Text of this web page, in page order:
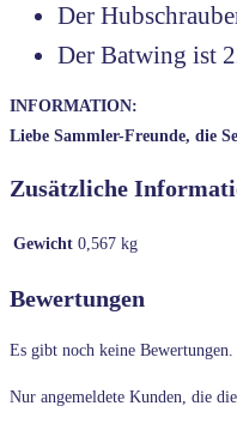
Der
Der Batwing ist
INFORMATION:
Liebe Sammler-Freunde, die
Zusätzliche
Gewicht 0,567 kg
Bewertungen
Es gibt noch keine Bewertungen.
Nur angemeldete Kunden, die